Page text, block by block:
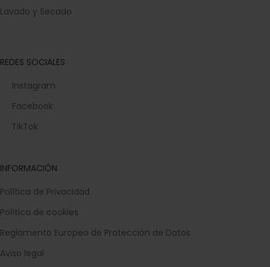
Lavado y Secado
REDES SOCIALES
Instagram
Facebook
TikTok
INFORMACIÓN
Política de Privacidad
Política de cookies
Reglamento Europeo de Protección de Datos
Aviso legal